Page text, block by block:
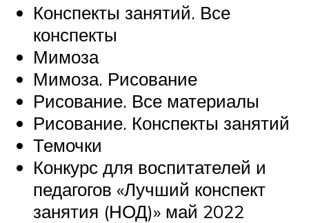
Конспекты занятий. Все
конспекты
Мимоза
Мимоза. Рисование
Рисование. Все материалы
Рисование. Конспекты занятий
Темочки
Конкурс для воспитателей и
педагогов «Лучший конспект
занятия (НОД)» май 2022